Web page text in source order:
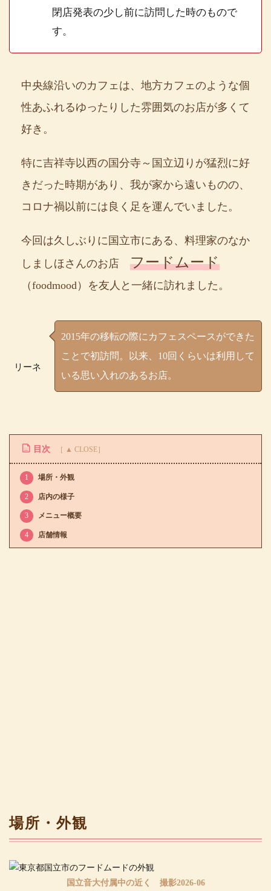
閉店発表の少し前に訪問した時のもので
す。
中央線沿いのカフェは、地方カフェのような個
性あふれるゆったりした雰囲気のお店が多くて
好き。
特に吉祥寺以西の国分寺～国立辺りが猛烈に好
きだった時期があり、我が家から遠いものの、
コロナ禍以前には良く足を運んでいました。
今回は久しぶりに国立市にある、料理家のなか
しましほさんのお店 フードムード
（foodmood）を友人と一緒に訪れました。
リーネ
2015年の移転の際にカフェスペースができた
ことで初訪問。以来、10回くらいは利用して
いる思い入れのあるお店。
目次
1 場所・外観
2 店内の様子
3 メニュー概要
4 店舗情報
場所・外観
国立音大付属中の近く 撮影2026-06